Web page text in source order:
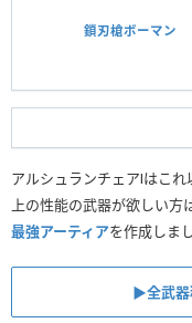
鎖刃槍ボーマン
アルシュランチェアⅠはこ
上の性能の武器が欲しい方
最強アーティアを作成しま
▶︎全武器